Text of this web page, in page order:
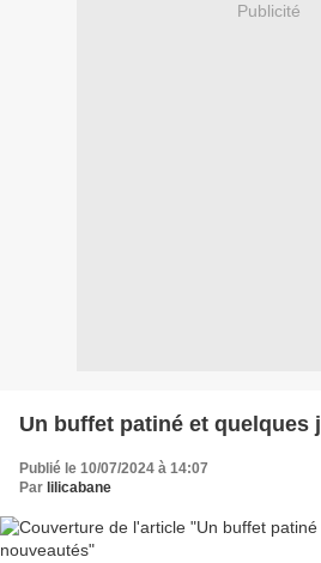
Publicité
Un buffet patiné et quelques
Publié le 10/07/2024 à 14:07
Par lilicabane